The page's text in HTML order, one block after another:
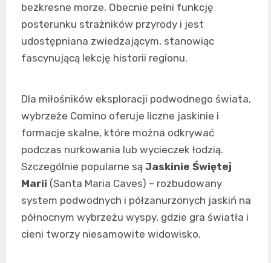
bezkresne morze. Obecnie pełni funkcję
posterunku strażników przyrody i jest
udostępniana zwiedzającym, stanowiąc
fascynującą lekcję historii regionu.
Dla miłośników eksploracji podwodnego świata,
wybrzeże Comino oferuje liczne jaskinie i
formacje skalne, które można odkrywać
podczas nurkowania lub wycieczek łodzią.
Szczególnie popularne są Jaskinie Świętej
Marii (Santa Maria Caves) – rozbudowany
system podwodnych i półzanurzonych jaskiń na
północnym wybrzeżu wyspy, gdzie gra światła i
cieni tworzy niesamowite widowisko.